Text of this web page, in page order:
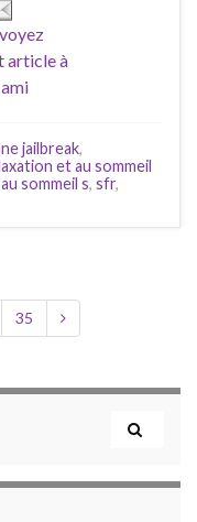
article à
jailbreak,
et au sommeil
sommeil s, sfr,
35